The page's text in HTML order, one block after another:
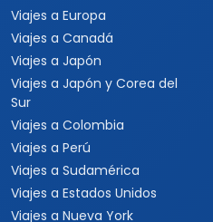
Viajes a Europa
Viajes a Canadá
Viajes a Japón
Viajes a Japón y Corea del
Sur
Viajes a Colombia
Viajes a Perú
Viajes a Sudamérica
Viajes a Estados Unidos
Viajes a Nueva York